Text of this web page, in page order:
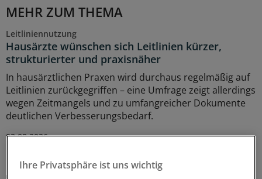
MEHR ZUM THEMA
Leitliniennutzung
Hausärzte wünschen sich Leitlinien kürzer,
strukturierter und praxisnäher
In hausärztlichen Praxen wird durchaus regelmäßig auf
Leitlinien zurückgegriffen – eine Umfrage zeigt allerdings
wegen Zeitmangels und zu umfangreicher Dokumente
deutlichen Verbesserungsbedarf.
03.08.2026
Ihre Privatsphäre ist uns wichtig